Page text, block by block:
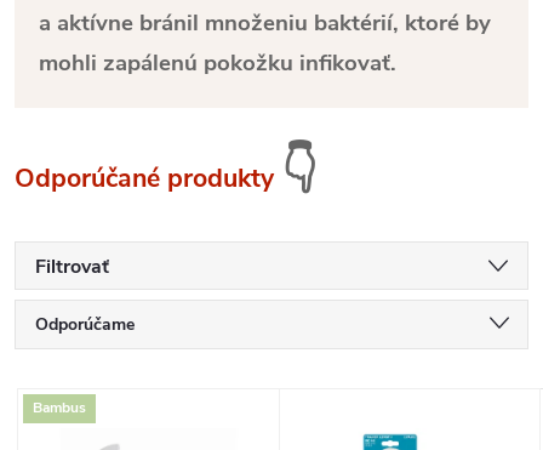
a aktívne bránil množeniu baktérií, ktoré by
mohli zapálenú pokožku infikovať.
Odporúčané produkty 👇
Filtrovať
R
a
Odporúčame
Najdrahšie
VBambus